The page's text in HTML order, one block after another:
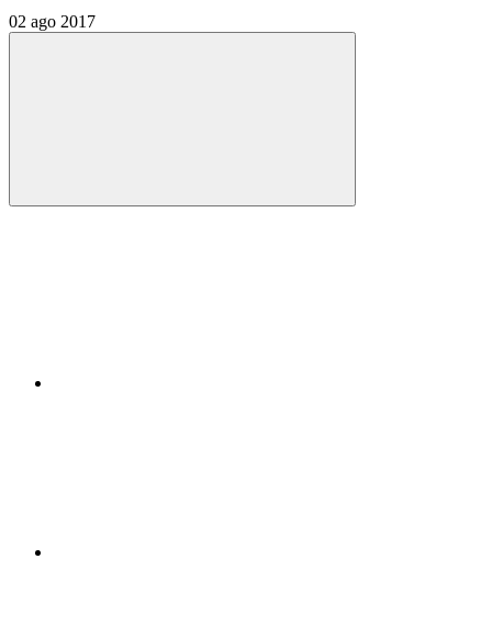
02 ago 2017
Compartilhar